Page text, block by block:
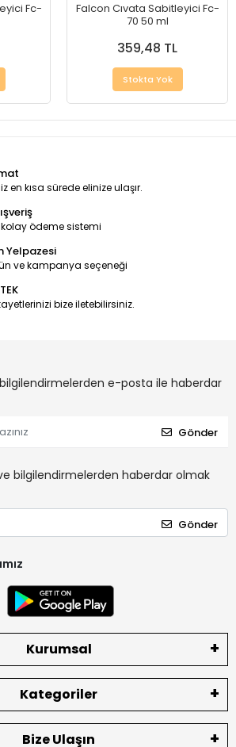
Fc-
Falcon Cıvata Sabitleyici Fc-
70 50 ml
359,48 TL
Stokta Yok
en kısa sürede elinize ulaşır.
ödeme sistemi
Yelpazesi
ve kampanya seçeneği
bize iletebilirsiniz.
e-posta ile haberdar
Gönder
bilgilendirmelerden haberdar olmak
Gönder
Kurumsal
Kategoriler
Bize Ulaşın